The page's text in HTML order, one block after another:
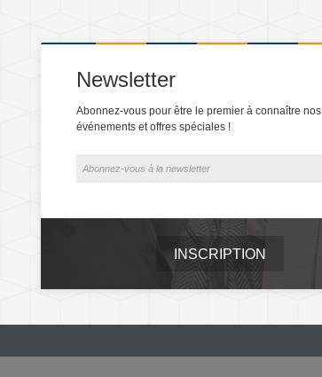
Newsletter
Abonnez-vous pour être le premier à connaître nos
événements et offres spéciales !
INSCRIPTION